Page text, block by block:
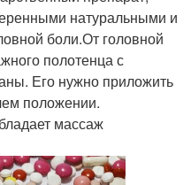
натуральными и
боли.От головной
полотенца с
Его нужно приложить
положении.
массаж